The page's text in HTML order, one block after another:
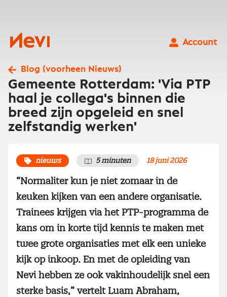
Nevi
Account
Blog (voorheen Nieuws)
Gemeente Rotterdam: 'Via PTP
haal je collega's binnen die
breed zijn opgeleid en snel
zelfstandig werken'
nieuws 5 minuten 18 juni 2026
“Normaliter kun je niet zomaar in de
keuken kijken van een andere organisatie.
Trainees krijgen via het PTP-programma de
kans om in korte tijd kennis te maken met
twee grote organisaties met elk een unieke
kijk op inkoop. En met de opleiding van
Nevi hebben ze ook vakinhoudelijk snel een
sterke basis,” vertelt Luam Abraham,